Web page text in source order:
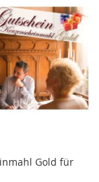
Gold für